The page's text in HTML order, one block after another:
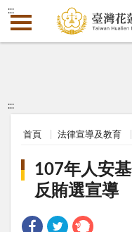
:::
:::
首頁 法律宣導及教育
107年人安
反賄選宣導